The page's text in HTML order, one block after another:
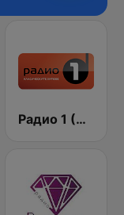
Радио 1 (Radio 1)